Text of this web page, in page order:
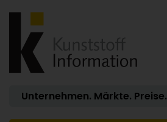
Unternehmen. Märkte. Preise.